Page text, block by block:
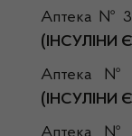
Аптека №
(ІНСУЛІНИ
Аптека №
(ІНСУЛІНИ